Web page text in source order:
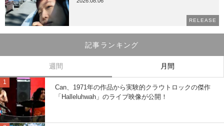
RELEASE
記事ランキング
週間 月間
Can、1971年の作品から実験的クラウトロックの傑作
「Halleluhwah」のライブ映像が公開！